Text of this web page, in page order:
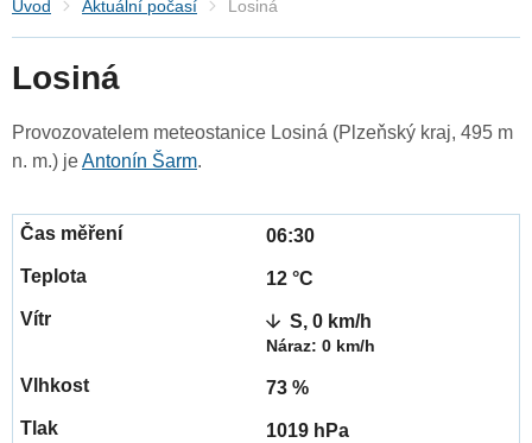
Úvod Aktuální počasí Losiná
Losiná
Provozovatelem meteostanice Losiná (Plzeňský kraj, 495 m
n. m.) jeAntonín Šarm.
06:30
12 °C
S, 0 km/h
Náraz: 0 km/h
73 %
1019 hPa